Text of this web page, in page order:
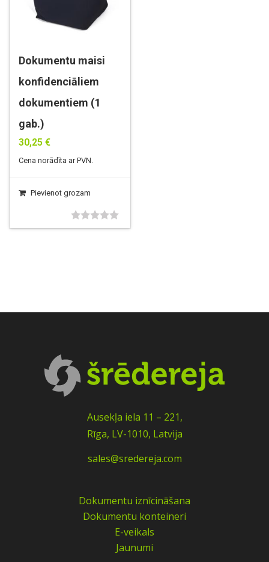
Dokumentu maisi
konfidenciāliem
dokumentiem (1
gab.)
30,25 €
Cena norādīta ar PVN.
Pievienot grozam
0
Ausekļa iela 11 – 221,
Rīga, LV-1010, Latvija
sales@sredereja.com
Dokumentu iznīcināšana
Dokumentu konteineri
E-veikals
Jaunumi